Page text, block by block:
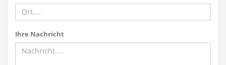
Ihre Nachricht